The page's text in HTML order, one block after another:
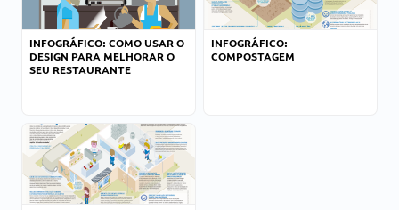
INFOGRÁFICO: COMO USAR O
DESIGN PARA MELHORAR O
SEU RESTAURANTE
INFOGRÁFICO:
COMPOSTAGEM